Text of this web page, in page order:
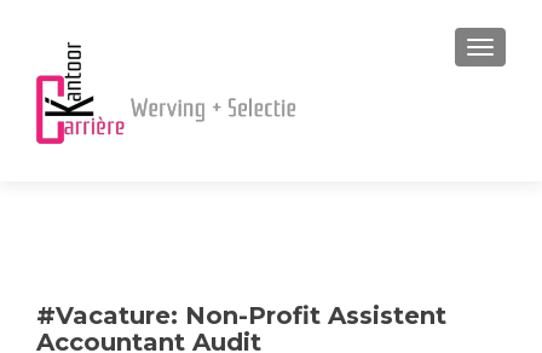
MENU
#Vacature: Non-Profit Assistent
Accountant Audit